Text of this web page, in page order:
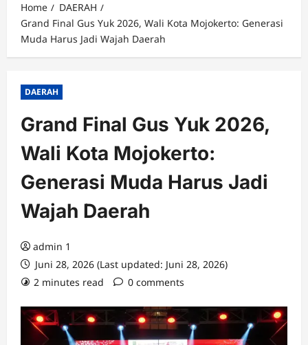
Home
DAERAH
Grand Final Gus Yuk 2026, Wali Kota Mojokerto: Generasi
Muda Harus Jadi Wajah Daerah
DAERAH
Grand Final Gus Yuk 2026,
Wali Kota Mojokerto:
Generasi Muda Harus Jadi
Wajah Daerah
admin 1
Juni 28, 2026 (Last updated: Juni 28, 2026)
2 minutes read
0 comments